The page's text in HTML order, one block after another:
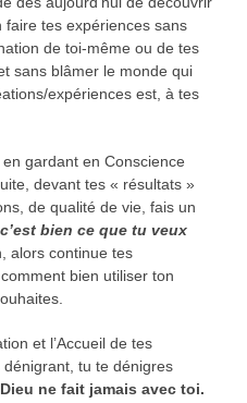
faire tes expériences sans
de toi-même ou de tes
sans blâmer le monde qui
expériences est, à tes
gardant en Conscience
devant tes « résultats »
de qualité de vie, fais un
bien ce que tu veux
alors continue tes
bien utiliser ton
et l’Accueil de tes
tu te dénigres
ne fait jamais avec toi.